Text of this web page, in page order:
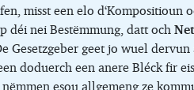
misst een elo d‘Kompositioun
déi nei Bestëmmung, datt och
Gesetzgeber geet jo wuel
doduerch een anere Bléck fir